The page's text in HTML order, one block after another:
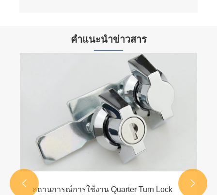
คำแนะนำข่าวสาร
สถานการณ์การใช้งาน Quarter Turn Lock
 